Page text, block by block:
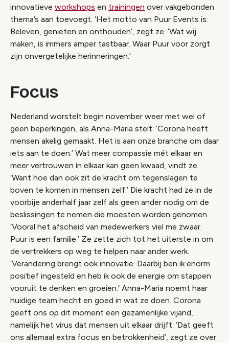
innovatieve workshops en trainingen over vakgebonden
thema’s aan toevoegt. ‘Het motto van Puur Events is:
Beleven, genieten en onthouden’, zegt ze. ‘Wat wij
maken, is immers amper tastbaar. Waar Puur voor zorgt
zijn onvergetelijke herinneringen.’
Focus
Nederland worstelt begin november weer met wel of
geen beperkingen, als Anna-Maria stelt: ‘Corona heeft
mensen akelig gemaakt. Het is aan onze branche om daar
iets aan te doen.’ Wat meer compassie mét elkaar en
meer vertrouwen ín elkaar kan geen kwaad, vindt ze.
‘Want hoe dan ook zit de kracht om tegenslagen te
boven te komen in mensen zelf.’ Die kracht had ze in de
voorbije anderhalf jaar zelf als geen ander nodig om de
beslissingen te nemen die moesten worden genomen.
‘Vooral het afscheid van medewerkers viel me zwaar.
Puur is een familie.’ Ze zette zich tot het uiterste in om
de vertrekkers op weg te helpen naar ander werk.
‘Verandering brengt ook innovatie. Daarbij ben ik enorm
positief ingesteld en heb ik ook de energie om stappen
vooruit te denken en groeien.’ Anna-Maria noemt haar
huidige team hecht en goed in wat ze doen. Corona
geeft ons op dit moment een gezamenlijke vijand,
namelijk het virus dat mensen uit elkaar drijft: ‘Dat geeft
ons allemaal extra focus en betrokkenheid’, zegt ze over